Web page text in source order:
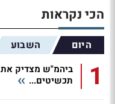
הכי נקראות
היום השבוע
1
ביהמ"ש מצדיק את
תכשיטים...